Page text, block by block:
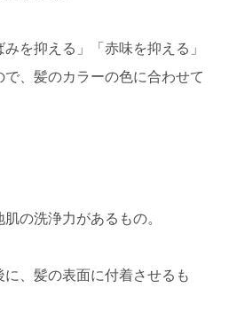
を抑える」「赤味を抑える」
、髪のカラーの色に合わせて
の洗浄力があるもの。
、髪の表面に付着させるも